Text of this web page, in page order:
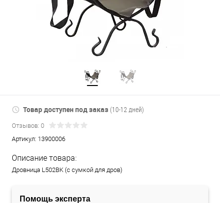
Товар доступен под заказ (10-12 дней)
Отзывов: 0
Артикул: 13900006
Описание товара:
Дровница L502BK (с сумкой для дров)
Помощь эксперта